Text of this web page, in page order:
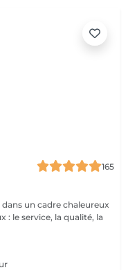
165
un cadre chaleureux
: le service, la qualité, la